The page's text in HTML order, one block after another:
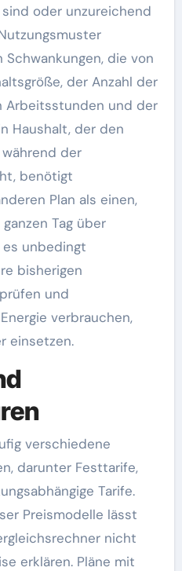
oder unzureichend
die von
der Anzahl der
Arbeitsstunden und der
Haushalt, der den
der
benötigt
Plan als einen,
Tag über
unbedingt
bisherigen
und
verbrauchen,
einsetzen.
verschiedene
darunter Festtarife,
Tarife.
Preismodelle lässt
nicht
erklären. Pläne mit